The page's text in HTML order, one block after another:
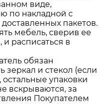
виде,
по накладной с
пакетов.
мебель, сверив ее
расписаться в
обязан
зеркал и стекол (если
упаковки
вскрываются, за
Покупателем